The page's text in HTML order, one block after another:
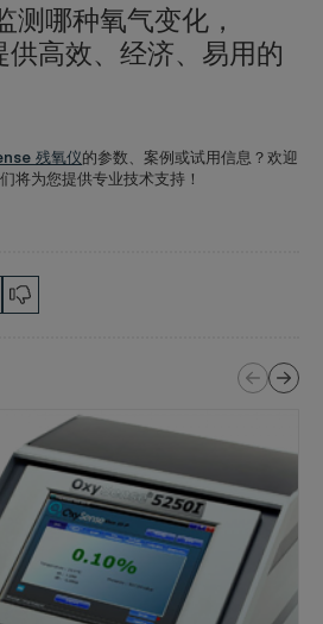
测哪种氧气变化，
高效、经济、易用的
残氧仪的参数、案例或试用信息？欢迎
们将为您提供专业技术支持！